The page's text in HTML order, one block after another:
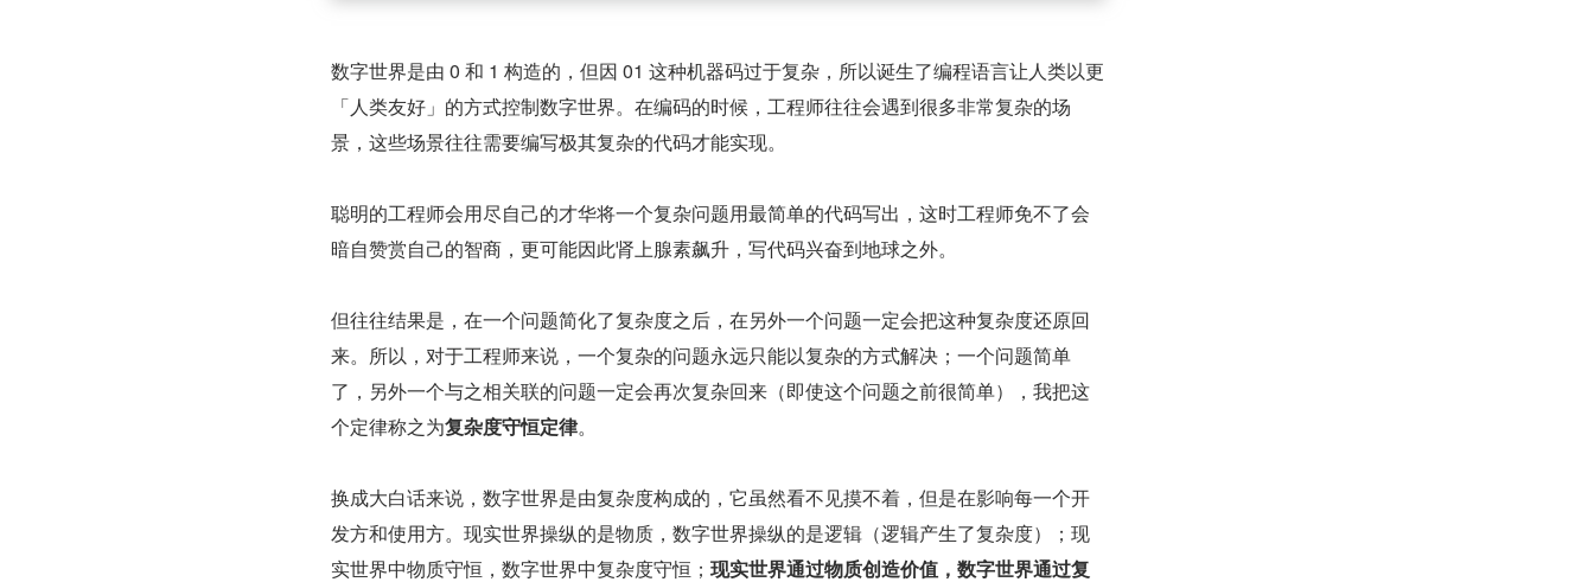
数字世界是由 0 和 1 构造的，但因 01 这种机器码过于复杂，所以诞生了编程语言让人类以更
「人类友好」的方式控制数字世界。在编码的时候，工程师往往会遇到很多非常复杂的场
景，这些场景往往需要编写极其复杂的代码才能实现。
聪明的工程师会用尽自己的才华将一个复杂问题用最简单的代码写出，这时工程师免不了会
暗自赞赏自己的智商，更可能因此肾上腺素飙升，写代码兴奋到地球之外。
但往往结果是，在一个问题简化了复杂度之后，在另外一个问题一定会把这种复杂度还原回
来。所以，对于工程师来说，一个复杂的问题永远只能以复杂的方式解决；一个问题简单
了，另外一个与之相关联的问题一定会再次复杂回来（即使这个问题之前很简单），我把这
个定律称之为复杂度守恒定律。
换成大白话来说，数字世界是由复杂度构成的，它虽然看不见摸不着，但是在影响每一个开
发方和使用方。现实世界操纵的是物质，数字世界操纵的是逻辑（逻辑产生了复杂度）；现
实世界中物质守恒，数字世界中复杂度守恒； 现实世界通过物质创造价值，数字世界通过复